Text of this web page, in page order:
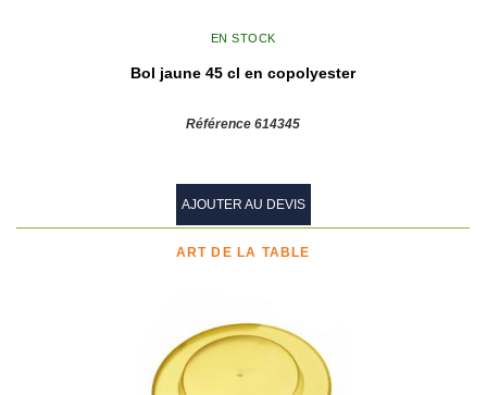
EN STOCK
Bol jaune 45 cl en copolyester
Référence 614345
AJOUTER AU DEVIS
ART DE LA TABLE